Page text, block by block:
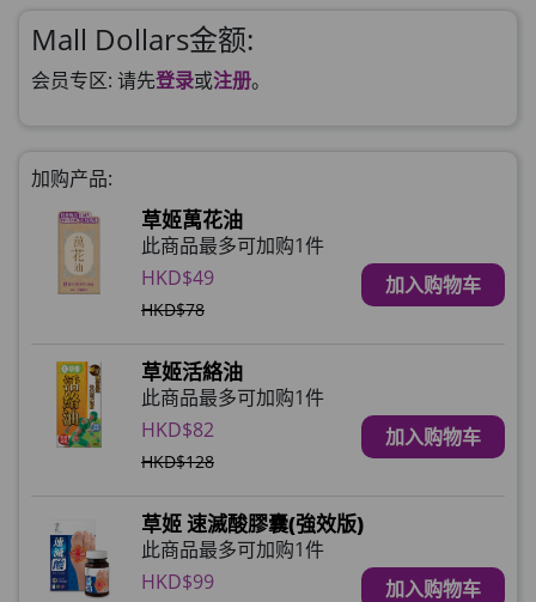
Mall Dollars金额:
会员专区: 请先登录或注册。
加购产品:
草姬萬花油
此商品最多可加购1件
HKD$49
HKD$78
加入购物车
草姬活絡油
此商品最多可加购1件
HKD$82
HKD$128
加入购物车
草姬 速滅酸膠囊(強效版)
此商品最多可加购1件
HKD$99
加入购物车